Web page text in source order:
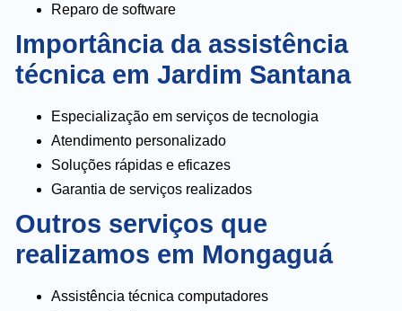
Reparo de software
Importância da assistência
técnica em Jardim Santana
Especialização em serviços de tecnologia
Atendimento personalizado
Soluções rápidas e eficazes
Garantia de serviços realizados
Outros serviços que
realizamos em Mongaguá
Assistência técnica computadores